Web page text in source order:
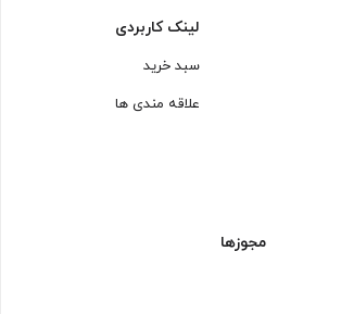
لینک کاربردی
سبد خرید
علاقه مندی ها
مجوزها